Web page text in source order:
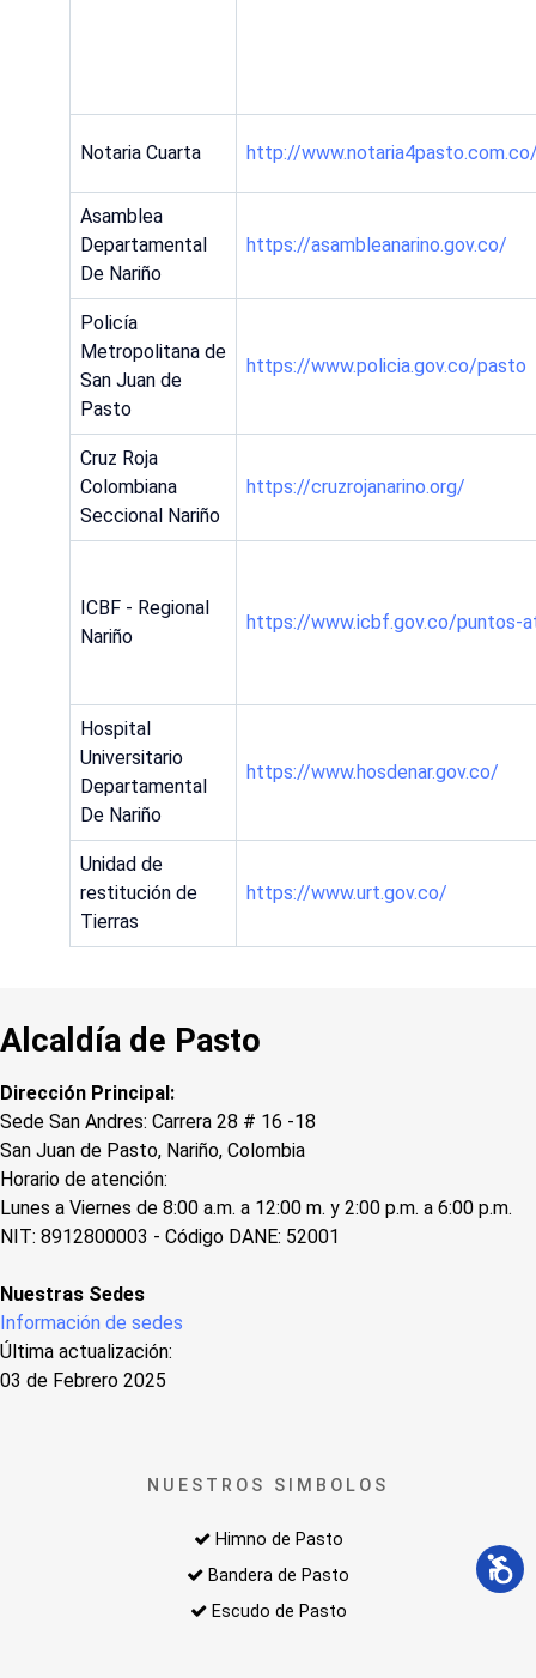
Notaria Cuarta http://
Asamblea
Departamental
De Nariño
https://asambleanarino.gov.co/
Policía
Metropolitana de
San Juan de
Pasto
https://www.policia.gov.co/pasto
Cruz Roja
Colombiana
Seccional Nariño
https://cruzrojanarino.org/
ICBF - Regional
Nariño
https://www.icbf.gov.co/puntos-
Hospital
Universitario
Departamental
De Nariño
https://www.hosdenar.gov.co/
Unidad de
restitución de
Tierras
https://www.urt.gov.co/
Alcaldía de Pasto
Dirección Principal:
Sede San Andres: Carrera 28 # 16 -18
San Juan de Pasto, Nariño, Colombia
Horario de atención:
Lunes a Viernes de 8:00 a.m. a 12:00 m. y 2:00 p.m. a 6:00 p.m.
NIT: 8912800003 - Código DANE: 52001
Nuestras Sedes
Información de sedes
Última actualización:
03 de Febrero 2025
NUESTROS SIMBOLOS
Himno de Pasto
Bandera de Pasto
Escudo de Pasto